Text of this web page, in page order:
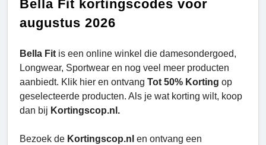
Bella Fit kortingscodes voor
augustus 2026
Bella Fit is een online winkel die damesondergoed,
Longwear, Sportwear en nog veel meer producten
aanbiedt. Klik hier en ontvang Tot 50% Korting op
geselecteerde producten. Als je wat korting wilt, koop
dan bij Kortingscop.nl.
Bezoek de Kortingscop.nl en ontvang een